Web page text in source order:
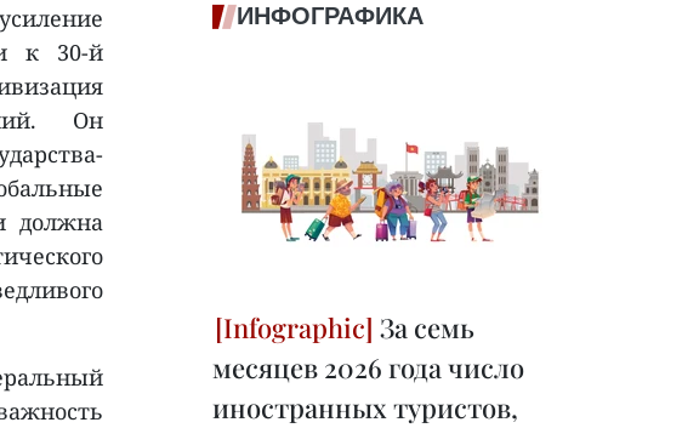
к 30-й
Он
должна
ИНФОГРАФИКА
За семь
месяцев 2026 года число
иностранных туристов,